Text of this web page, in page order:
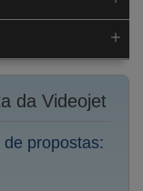
da Videojet
propostas: